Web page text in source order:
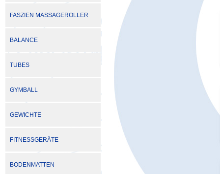
FASZIEN MASSAGEROLLER
BALANCE
TUBES
GYMBALL
GEWICHTE
FITNESSGERÄTE
BODENMATTEN